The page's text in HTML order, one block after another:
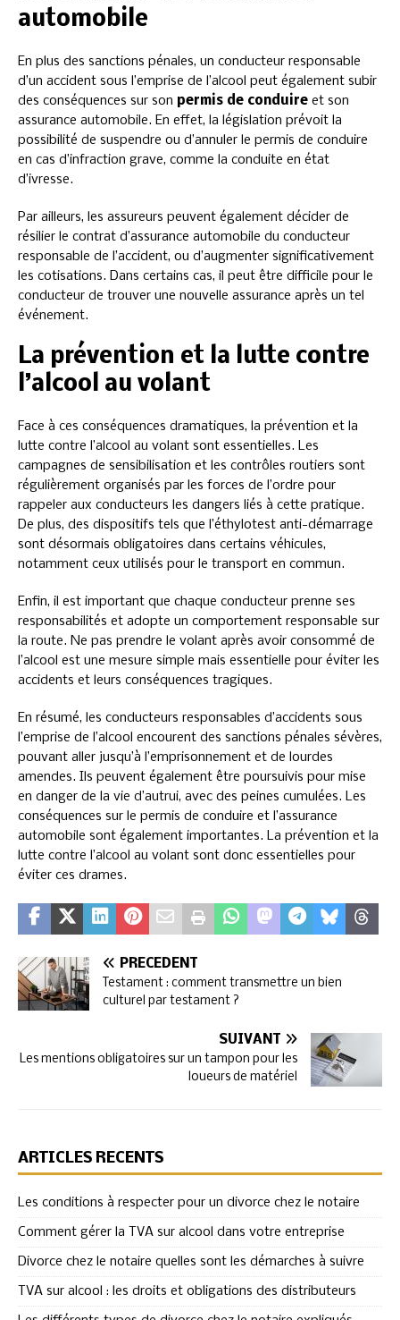
automobile
En plus des sanctions pénales, un conducteur responsable
d’un accident sous l’emprise de l’alcool peut également subir
des conséquences sur son permis de conduire et son
assurance automobile. En effet, la législation prévoit la
possibilité de suspendre ou d’annuler le permis de conduire
en cas d’infraction grave, comme la conduite en état
d’ivresse.
Par ailleurs, les assureurs peuvent également décider de
résilier le contrat d’assurance automobile du conducteur
responsable de l’accident, ou d’augmenter significativement
les cotisations. Dans certains cas, il peut être difficile pour le
conducteur de trouver une nouvelle assurance après un tel
événement.
La prévention et la lutte contre
l’alcool au volant
Face à ces conséquences dramatiques, la prévention et la
lutte contre l’alcool au volant sont essentielles. Les
campagnes de sensibilisation et les contrôles routiers sont
régulièrement organisés par les forces de l’ordre pour
rappeler aux conducteurs les dangers liés à cette pratique.
De plus, des dispositifs tels que l’éthylotest anti-démarrage
sont désormais obligatoires dans certains véhicules,
notamment ceux utilisés pour le transport en commun.
Enfin, il est important que chaque conducteur prenne ses
responsabilités et adopte un comportement responsable sur
la route. Ne pas prendre le volant après avoir consommé de
l’alcool est une mesure simple mais essentielle pour éviter les
accidents et leurs conséquences tragiques.
En résumé, les conducteurs responsables d’accidents sous
l’emprise de l’alcool encourent des sanctions pénales sévères,
pouvant aller jusqu’à l’emprisonnement et de lourdes
amendes. Ils peuvent également être poursuivis pour mise
en danger de la vie d’autrui, avec des peines cumulées. Les
conséquences sur le permis de conduire et l’assurance
automobile sont également importantes. La prévention et la
lutte contre l’alcool au volant sont donc essentielles pour
éviter ces drames.
PRÉCÉDENT
Testament : comment transmettre un bien
culturel par testament ?
SUIVANT
Les mentions obligatoires sur un tampon pour les
loueurs de matériel
ARTICLES RÉCENTS
Les conditions à respecter pour un divorce chez le notaire
Comment gérer la TVA sur alcool dans votre entreprise
Divorce chez le notaire quelles sont les démarches à suivre
TVA sur alcool : les droits et obligations des distributeurs